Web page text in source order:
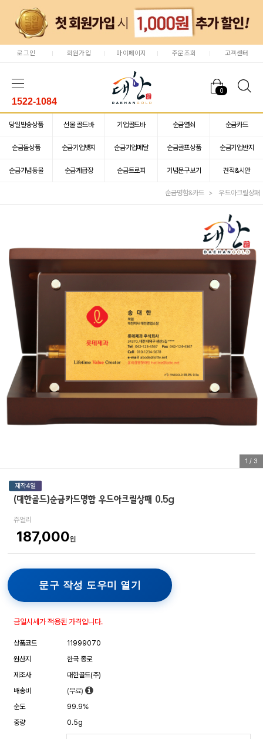
로그인 회원가입 마이페이지 주문조회 고객센터
0
1522-1084
당일발송상품 선물 골드바 기업골드바 순금열쇠 순금카드
순금돌상품 순금기업뱃지 순금기업메달 순금골프상품 순금기업반지
순금기념동물 순금계급장 순금트로피 기념문구보기 견적&시안
순금명함&카드 우드아크릴상패
1 / 3
(대한골드)순금카드명함 우드아크릴상패 0.5g
쥬얼리
187,000원
문구 작성 도우미 열기
금일시세가 적용된 가격입니다.
상품코드
11999070
원산지
한국 종로
제조사
대한골드(주)
배송비
(무료)
순도
99.9%
중량
0.5g